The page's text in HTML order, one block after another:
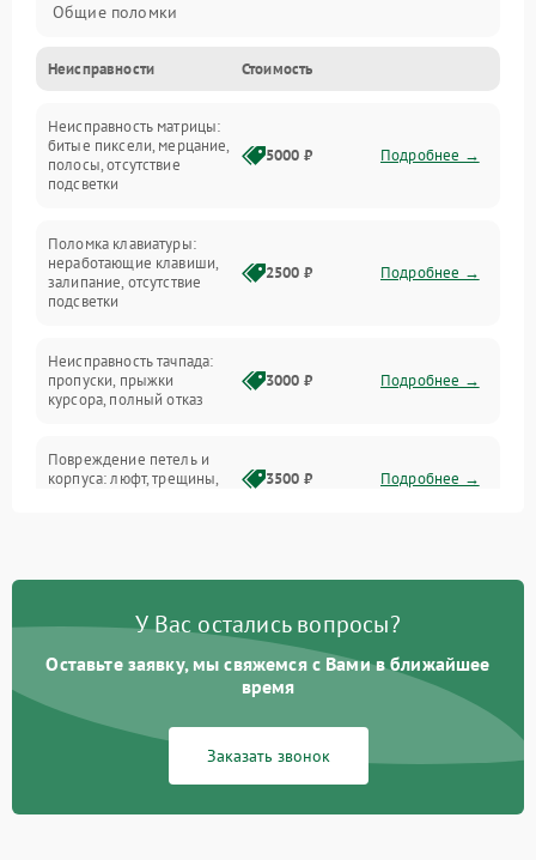
Общие поломки
Устройства
Программные ошибки
Электрические и системные сбои
Интерфейсные проблемы
Батарея
Сеть и интернет
Неисправности Стоимость
Неисправность матрицы:
битые пиксели, мерцание,
полосы, отсутствие
подсветки
5000 ₽ Подробнее →
Поломка клавиатуры:
неработающие клавиши,
залипание, отсутствие
подсветки
2500 ₽ Подробнее →
Неисправность тачпада:
пропуски, прыжки
курсора, полный отказ
3000 ₽ Подробнее →
Повреждение петель и
корпуса: люфт, трещины,
3500 ₽ Подробнее →
быстрая разрядка,
2500 ₽ Подробнее →
Неисправность зарядного
питания
2000 ₽ Подробнее →
неисправности кулера
У Вас остались вопросы?
Оставьте заявку, мы свяжемся с Вами в ближайшее
время
Заказать звонок